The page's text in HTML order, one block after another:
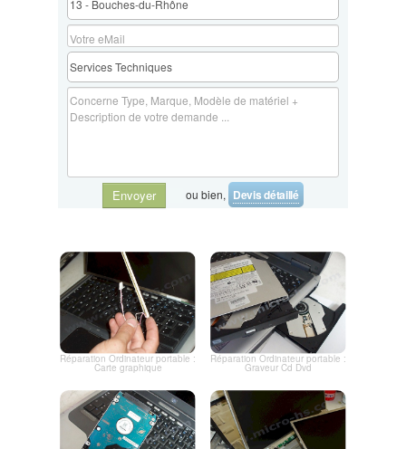
Envoyer ou bien, Devis détaillé
Réparation Ordinateur portable :
Carte graphique
Réparation Ordinateur portable :
Graveur Cd Dvd